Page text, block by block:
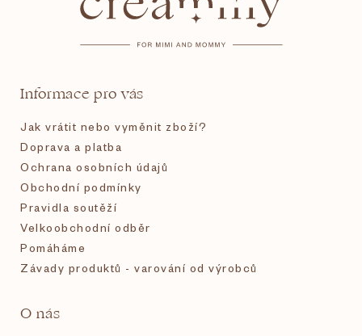
Informace pro vás
Jak vrátit nebo vyměnit zboží?
Doprava a platba
Ochrana osobních údajů
Obchodní podmínky
Pravidla soutěží
Velkoobchodní odběr
Pomáháme
Závady produktů - varování od výrobců
O nás